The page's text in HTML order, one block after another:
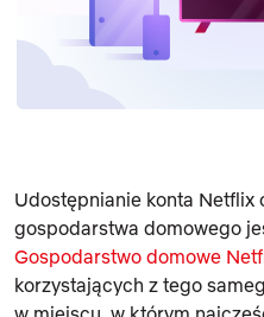
Udostępnianie konta Netflix
gospodarstwa domowego
Gospodarstwo domowe
korzystających z tego